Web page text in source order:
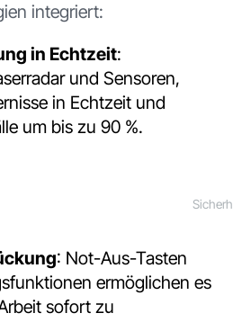
integriert:
in Echtzeit:
und Sensoren,
in Echtzeit und
um bis zu 90 %.
: Not-Aus-Tasten
ermöglichen es
sofort zu